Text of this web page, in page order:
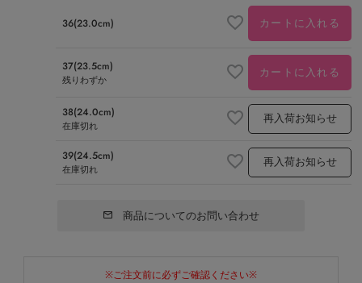
36(23.0cm) カートに入れる
37(23.5cm)
残りわずか カートに入れる
38(24.0cm)
在庫切れ 再入荷お知らせ
39(24.5cm)
在庫切れ 再入荷お知らせ
商品についてのお問い合わせ
※ご注文前に必ずご確認ください※